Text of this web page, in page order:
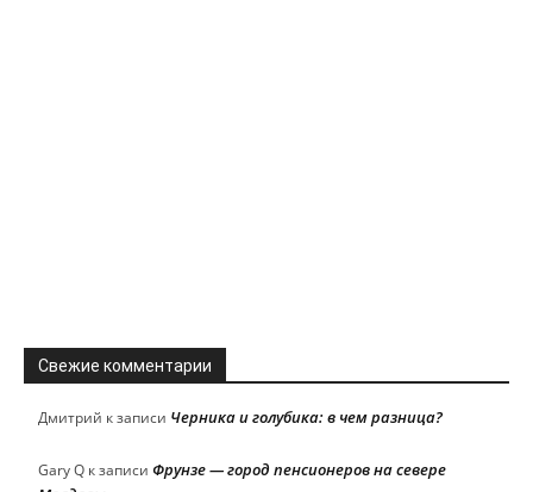
Свежие комментарии
Дмитрий к записи Черника и голубика: в чем разница?
Gary Q к записи Фрунзе — город пенсионеров на севере